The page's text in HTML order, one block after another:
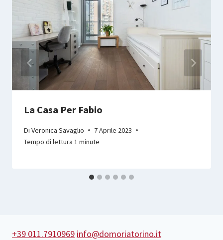
La Casa Per Fabio
Di Veronica Savaglio
7 Aprile 2023
Tempo di lettura 1 minute
+39 011.7910969 info@domoriatorino.it